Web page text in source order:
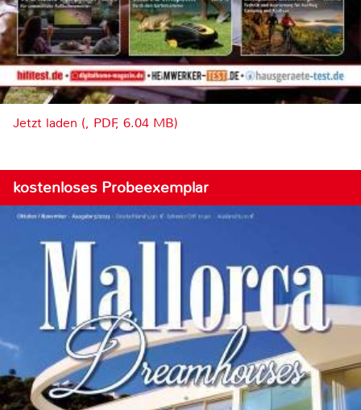
Jetzt laden (, PDF, 6.04 MB)
kostenloses Probeexemplar